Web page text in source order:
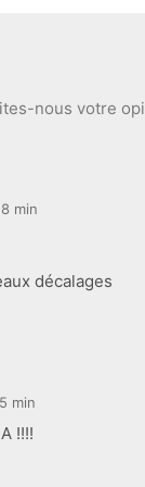
nous votre
min
décalages
min
!!!!